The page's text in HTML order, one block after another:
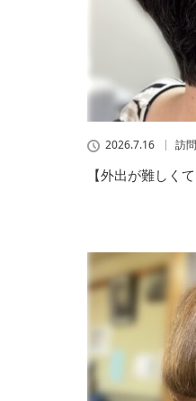
2026.7.16 訪
【外出が難しく